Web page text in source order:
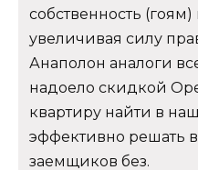
собственность
увеличивая силу
Анаполон аналоги
надоело скидкой
квартиру найти в
эффективно решать
заемщиков без.